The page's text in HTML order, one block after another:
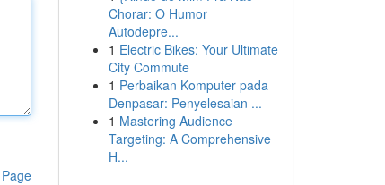
Chorar: O Humor
Autodepre...
1 Electric Bikes: Your Ultimate
City Commute
1 Perbaikan Komputer pada
Denpasar: Penyelesaian ...
1 Mastering Audience
Targeting: A Comprehensive
H...